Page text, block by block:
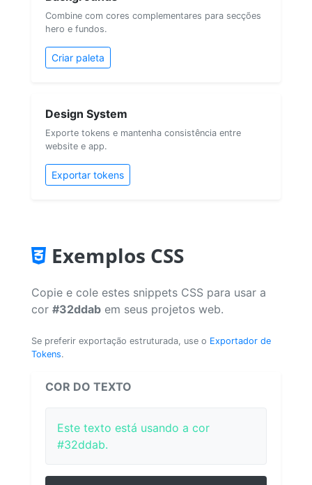
Combine com cores complementares para secções
hero e fundos.
Criar paleta
Design System
Exporte tokens e mantenha consistência entre
website e app.
Exportar tokens
Exemplos CSS
Copie e cole estes snippets CSS para usar a
cor #32ddab em seus projetos web.
Se preferir exportação estruturada, use o Exportador de
Tokens.
COR DO TEXTO
Este texto está usando a cor
#32ddab.